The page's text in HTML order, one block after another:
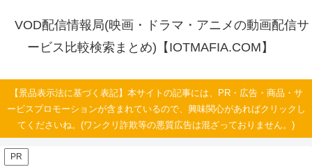
VOD配信情報局(映画・ドラマ・アニメの動画配信サ
ービス比較検索まとめ)【IOTMAFIA.COM】
【景品表示法に基づく表記】本サイトの記事には、PR・広告・商品・サ
ービスプロモーションが含まれているので、興味関心があればクリックし
てくださいね。(ワンクリ詐欺等の悪質広告は混ざっておりません。)
PR